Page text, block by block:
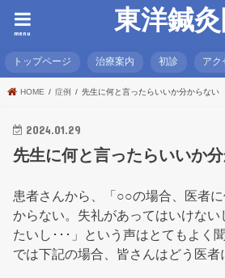
東洋鍼
menu
トップページ 治療案内 初診 アク
HOME 症例 先生に何と言ったらいいか分からない
2024.01.29
先生に何と言ったらいいか
患者さんから、「○○の場合、医者
からない。失礼があってはいけない
たいし･･･」という声はとてもよく聞
では下記の場合、皆さんはどう医者